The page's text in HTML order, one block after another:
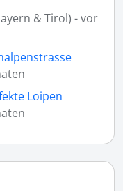
& Tirol) - vor
Loipen